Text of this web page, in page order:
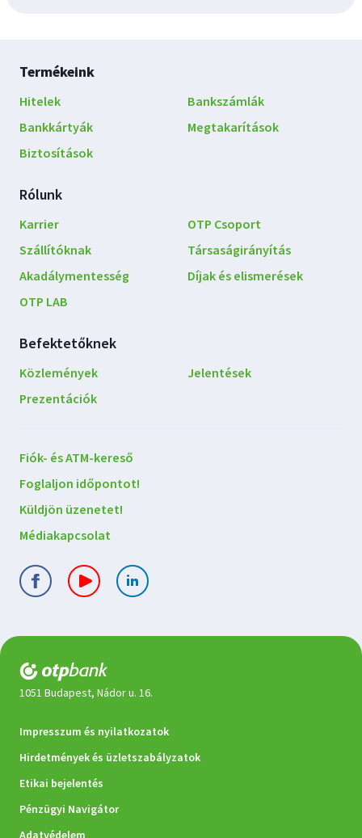
Lábléc
navigáció
Termékeink
Hitelek
Bankszámlák
Bankkártyák
Megtakarítások
Biztosítások
Rólunk
Karrier
Szállítóknak
Akadálymentesség
OTP LAB
OTP Csoport
Társaságirányítás
Díjak és elismerések
Befektetőknek
Közlemények
Jelentések
Prezentációk
Lépjen
kapcsolatba
velünk
Fiók- és ATM-kereső
Foglaljon időpontot!
Küldjön üzenetet!
Médiakapcsolat
1051 Budapest, Nádor u. 16.
Jogi
dokumentumok
Impresszum és nyilatkozatok
Hirdetmények és üzletszabályzatok
Etikai bejelentés
Pénzügyi Navigátor